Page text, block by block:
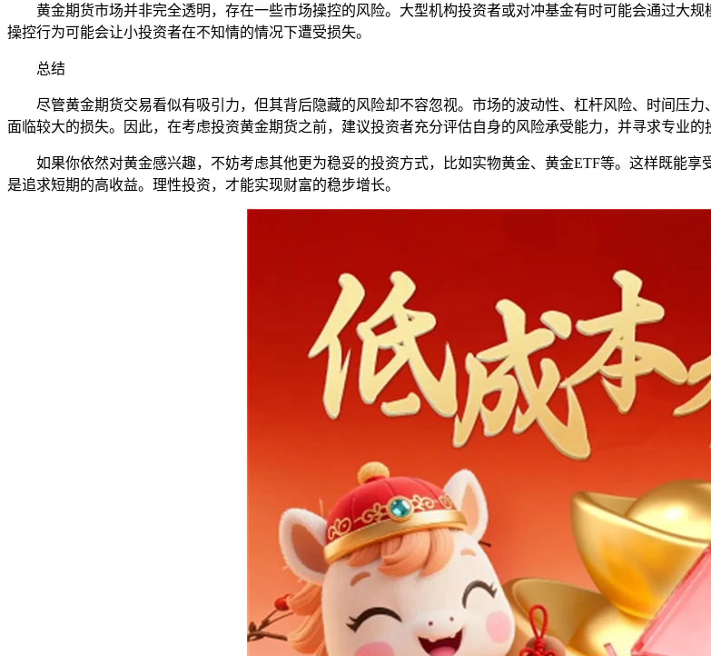
黄金期货市场并非完全透明，存在一些市场操控的风险。大型机构投资者或对冲基金有时可能会通过大
操控行为可能会让小投资者在不知情的情况下遭受损失。
总结
尽管黄金期货交易看似有吸引力，但其背后隐藏的风险却不容忽视。市场的波动性、杠杆风险、时间压
面临较大的损失。因此，在考虑投资黄金期货之前，建议投资者充分评估自身的风险承受能力，并寻求专业的
如果你依然对黄金感兴趣，不妨考虑其他更为稳妥的投资方式，比如实物黄金、黄金ETF等。这样既能
是追求短期的高收益。理性投资，才能实现财富的稳步增长。